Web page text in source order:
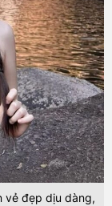
vẻ đẹp dịu dàng,